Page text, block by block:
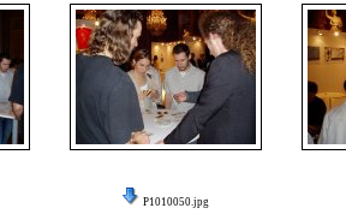
P1010050.jpg